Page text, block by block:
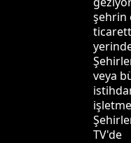
şehrin
veya
TV'de